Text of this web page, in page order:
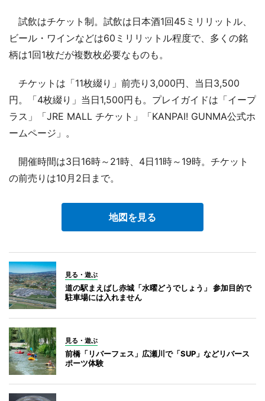
試飲はチケット制。試飲は日本酒1回45ミリリットル、
ビール・ワインなどは60ミリリットル程度で、多くの銘
柄は1回1枚だが複数枚必要なものも。
チケットは「11枚綴り」前売り3,000円、当日3,500
円。「4枚綴り」当日1,500円も。プレイガイドは「イープ
ラス」「JRE MALL チケット」「KANPAI! GUNMA公式ホ
ームページ」。
開催時間は3日16時～21時、4日11時～19時。チケット
の前売りは10月2日まで。
地図を見る
見る・遊ぶ
道の駅まえばし赤城「水曜どうでしょう」 参加目的で
駐車場には入れません
見る・遊ぶ
前橋「リバーフェス」広瀬川で「SUP」などリバース
ポーツ体験